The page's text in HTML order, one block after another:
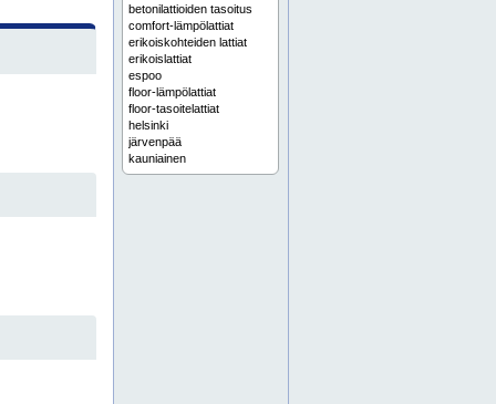
betonilattioiden tasoitus
comfort-lämpölattiat
erikoiskohteiden lattiat
erikoislattiat
espoo
floor-lämpölattiat
floor-tasoitelattiat
helsinki
järvenpää
kauniainen
kerava